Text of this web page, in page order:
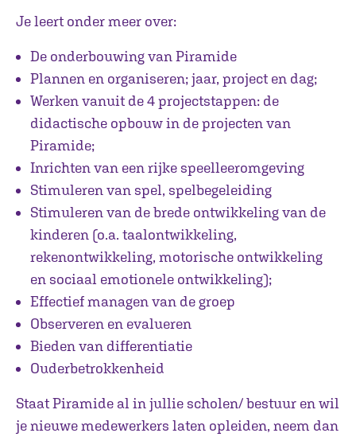
Je leert onder meer over:
De onderbouwing van Piramide
Plannen en organiseren; jaar, project en dag;
Werken vanuit de 4 projectstappen: de
didactische opbouw in de projecten van
Piramide;
Inrichten van een rijke speelleeromgeving
Stimuleren van spel, spelbegeleiding
Stimuleren van de brede ontwikkeling van de
kinderen (o.a. taalontwikkeling,
rekenontwikkeling, motorische ontwikkeling
en sociaal emotionele ontwikkeling);
Effectief managen van de groep
Observeren en evalueren
Bieden van differentiatie
Ouderbetrokkenheid
Staat Piramide al in jullie scholen/ bestuur en wil
je nieuwe medewerkers laten opleiden, neem dan